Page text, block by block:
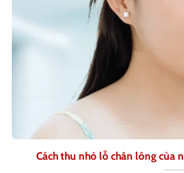
Cách thu nhỏ lỗ chân lông của